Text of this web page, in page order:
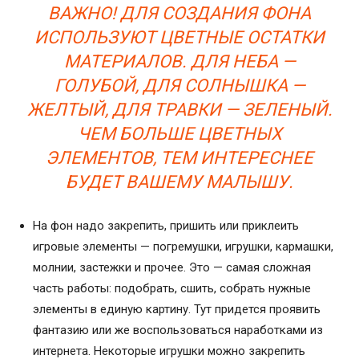
ВАЖНО! ДЛЯ СОЗДАНИЯ ФОНА
ИСПОЛЬЗУЮТ ЦВЕТНЫЕ ОСТАТКИ
МАТЕРИАЛОВ. ДЛЯ НЕБА —
ГОЛУБОЙ, ДЛЯ СОЛНЫШКА —
ЖЕЛТЫЙ, ДЛЯ ТРАВКИ — ЗЕЛЕНЫЙ.
ЧЕМ БОЛЬШЕ ЦВЕТНЫХ
ЭЛЕМЕНТОВ, ТЕМ ИНТЕРЕСНЕЕ
БУДЕТ ВАШЕМУ МАЛЫШУ.
На фон надо закрепить, пришить или приклеить
игровые элементы — погремушки, игрушки, кармашки,
молнии, застежки и прочее. Это — самая сложная
часть работы: подобрать, сшить, собрать нужные
элементы в единую картину. Тут придется проявить
фантазию или же воспользоваться наработками из
интернета. Некоторые игрушки можно закрепить